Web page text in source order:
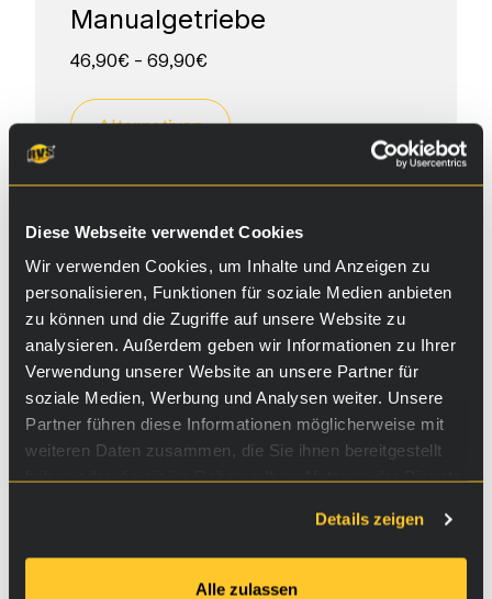
Diese Webseite verwendet Cookies
Wir verwenden Cookies, um Inhalte und Anzeigen zu
personalisieren, Funktionen für soziale Medien anbieten
zu können und die Zugriffe auf unsere Website zu
analysieren. Außerdem geben wir Informationen zu Ihrer
Verwendung unserer Website an unsere Partner für
soziale Medien, Werbung und Analysen weiter. Unsere
Partner führen diese Informationen möglicherweise mit
weiteren Daten zusammen, die Sie ihnen bereitgestellt
haben oder die sie im Rahmen Ihrer Nutzung der Dienste
Details zeigen
Alle zulassen
Manualgetriebe
46,90€ – 69,90€
Alternativen